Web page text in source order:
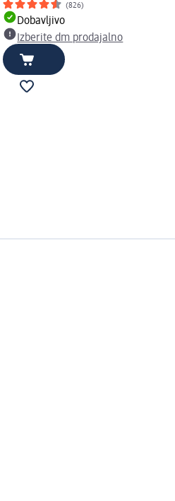
(826)
Dobavljivo
Izberite dm prodajalno